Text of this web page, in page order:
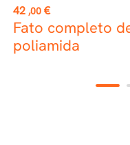
Preço
42 ,00 €
Fato completo
poliamida
1